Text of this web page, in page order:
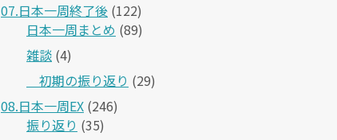
07.日本一周終了後 (122)
日本一周まとめ (89)
雑談 (4)
＿初期の振り返り (29)
08.日本一周EX (246)
振り返り (35)